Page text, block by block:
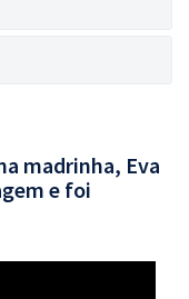
madrinha, Eva
e foi